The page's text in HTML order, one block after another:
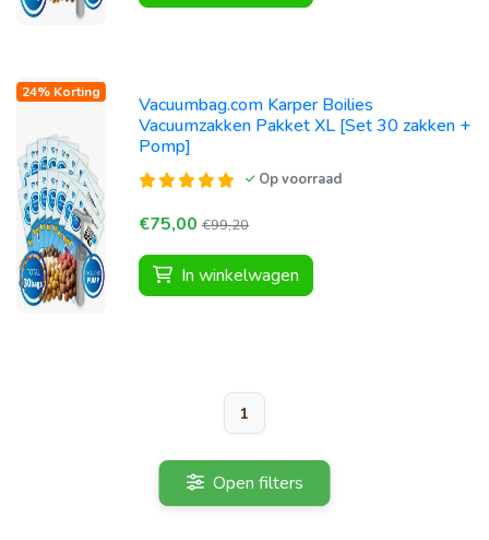
24% Korting
Vacuumbag.com Karper Boilies
Vacuumzakken Pakket XL [Set 30 zakken +
Pomp]
Op voorraad
€75,00 €99,20
In winkelwagen
1
Open filters